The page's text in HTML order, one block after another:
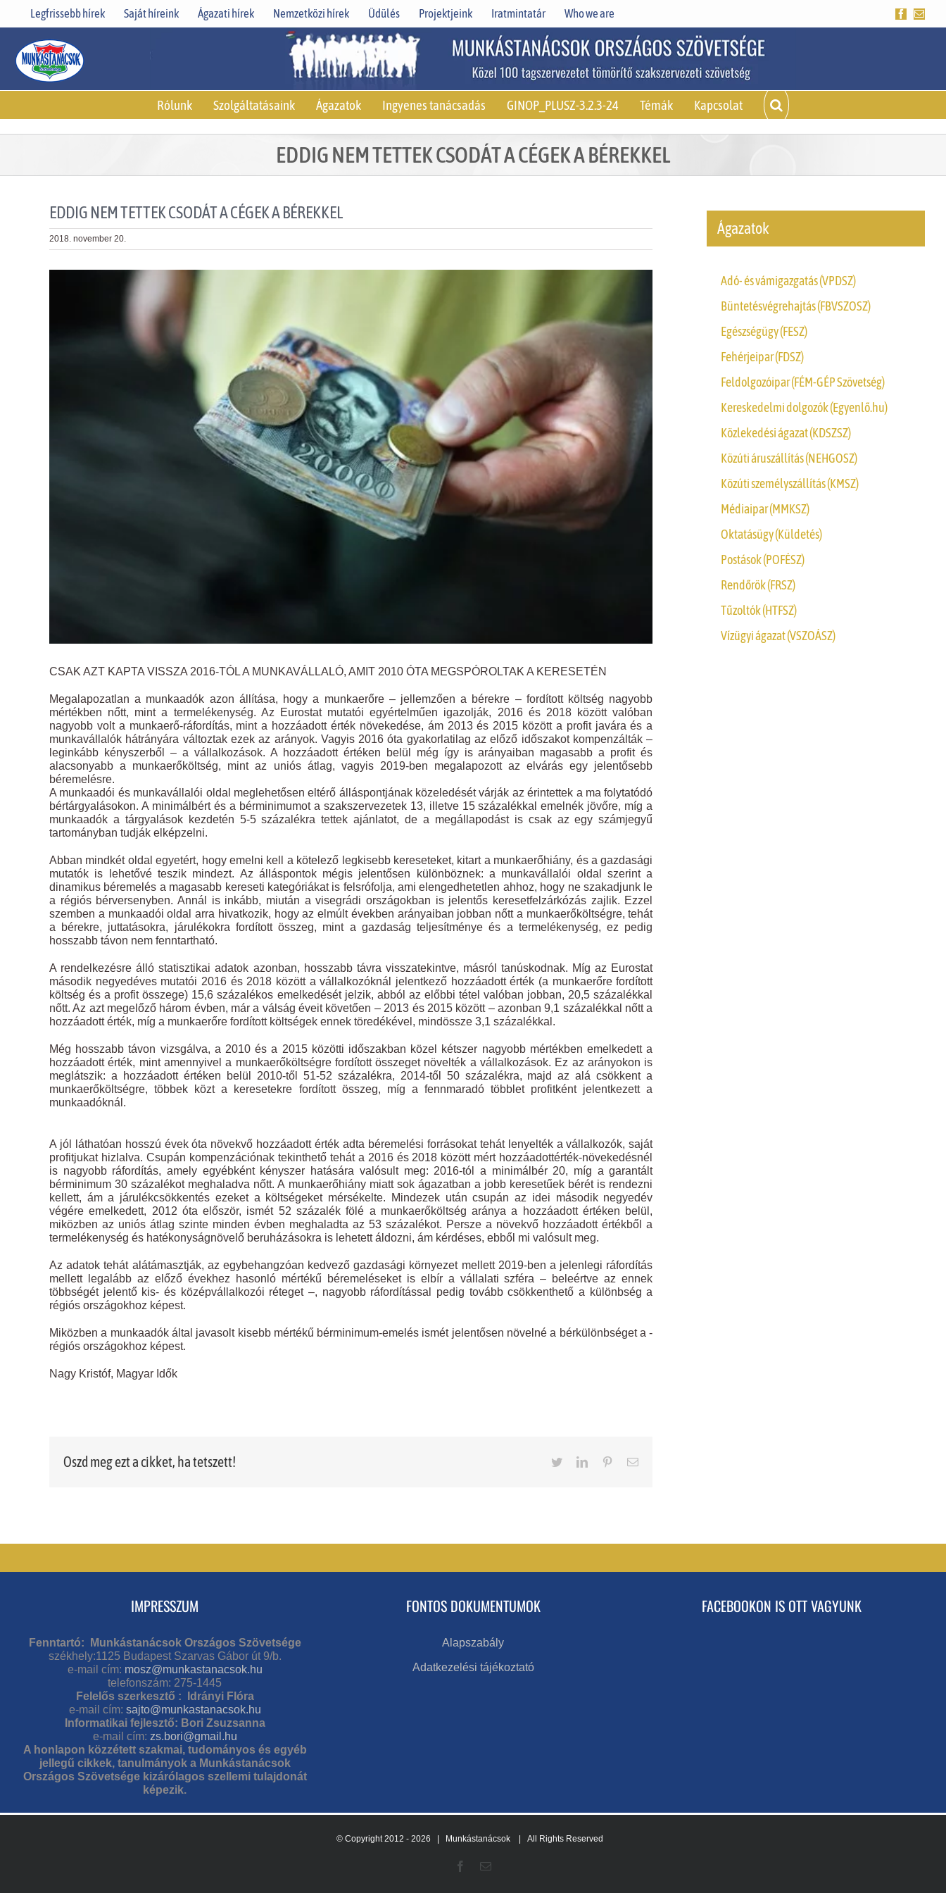
Legfrissebb hírek Saját híreink Ágazati hírek Nemzetközi hírek Üdülés Projektjeink Iratmintatár Who we are Facebook
Rólunk Szolgáltatásaink Ágazatok Ingyenes tanácsadás GINOP_PLUSZ-3.2.3-24 Témák Kapcsolat
EDDIG NEM TETTEK CSODÁT A CÉGEK A BÉREKKEL
EDDIG NEM TETTEK CSODÁT A CÉGEK A BÉREKKEL
2018. november 20.
CSAK AZT KAPTA VISSZA 2016-TÓL A MUNKAVÁLLALÓ, AMIT 2010 ÓTA MEGSPÓROLTAK A KERESETÉN
Megalapozatlan a munkaadók azon állítása, hogy a munkaerőre – jellemzően a bérekre – fordított költség nagyobb
mértékben nőtt, mint a termelékenység. Az Eurostat mutatói egyértelműen igazolják, 2016 és 2018 között valóban
nagyobb volt a munkaerő-ráfordítás, mint a hozzáadott érték növekedése, ám 2013 és 2015 között a profit javára és a
munkavállalók hátrányára változtak ezek az arányok. Vagyis 2016 óta gyakorlatilag az előző időszakot kompenzálták –
leginkább kényszerből – a vállalkozások. A hozzáadott értéken belül még így is arányaiban magasabb a profit és
alacsonyabb a munkaerőköltség, mint az uniós átlag, vagyis 2019-ben megalapozott az elvárás egy jelentősebb
béremelésre.
A munkaadói és munkavállalói oldal meglehetősen eltérő álláspontjának közeledését várják az érintettek a ma folytatódó
bértárgyalásokon. A minimálbért és a bérminimumot a szakszervezetek 13, illetve 15 százalékkal emelnék jövőre, míg a
munkaadók a tárgyalások kezdetén 5-5 százalékra tettek ajánlatot, de a megállapodást is csak az egy számjegyű
tartományban tudják elképzelni.
Abban mindkét oldal egyetért, hogy emelni kell a kötelező legkisebb kereseteket, kitart a munkaerőhiány, és a gazdasági
mutatók is lehetővé teszik mindezt. Az álláspontok mégis jelentősen különböznek: a munkavállalói oldal szerint a
dinamikus béremelés a magasabb kereseti kategóriákat is felsrófolja, ami elengedhetetlen ahhoz, hogy ne szakadjunk le
a régiós bérversenyben. Annál is inkább, miután a visegrádi országokban is jelentős keresetfelzárkózás zajlik. Ezzel
szemben a munkaadói oldal arra hivatkozik, hogy az elmúlt években arányaiban jobban nőtt a munkaerőköltségre, tehát
a bérekre, juttatásokra, járulékokra fordított összeg, mint a gazdaság teljesítménye és a termelékenység, ez pedig
hosszabb távon nem fenntartható.
A rendelkezésre álló statisztikai adatok azonban, hosszabb távra visszatekintve, másról tanúskodnak. Míg az Eurostat
második negyedéves mutatói 2016 és 2018 között a vállalkozóknál jelentkező hozzáadott érték (a munkaerőre fordított
költség és a profit összege) 15,6 százalékos emelkedését jelzik, abból az előbbi tétel valóban jobban, 20,5 százalékkal
nőtt. Az azt megelőző három évben, már a válság éveit követően – 2013 és 2015 között – azonban 9,1 százalékkal nőtt a
hozzáadott érték, míg a munkaerőre fordított költségek ennek töredékével, mindössze 3,1 százalékkal.
Még hosszabb távon vizsgálva, a 2010 és a 2015 közötti időszakban közel kétszer nagyobb mértékben emelkedett a
hozzáadott érték, mint amennyivel a munkaerőköltségre fordított összeget növelték a vállalkozások. Ez az arányokon is
meglátszik: a hozzáadott értéken belül 2010-től 51-52 százalékra, 2014-től 50 százalékra, majd az alá csökkent a
munkaerőköltségre, többek közt a keresetekre fordított összeg, míg a fennmaradó többlet profitként jelentkezett a
munkaadóknál.
A jól láthatóan hosszú évek óta növekvő hozzáadott érték adta béremelési forrásokat tehát lenyelték a vállalkozók, saját
profitjukat hizlalva. Csupán kompenzációnak tekinthető tehát a 2016 és 2018 között mért hozzáadottérték-növekedésnél
is nagyobb ráfordítás, amely egyébként kényszer hatására valósult meg: 2016-tól a minimálbér 20, míg a garantált
bérminimum 30 százalékot meghaladva nőtt. A munkaerőhiány miatt sok ágazatban a jobb keresetűek bérét is rendezni
kellett, ám a járulékcsökkentés ezeket a költségeket mérsékelte. Mindezek után csupán az idei második negyedév
végére emelkedett, 2012 óta először, ismét 52 százalék fölé a munkaerőköltség aránya a hozzáadott értéken belül,
miközben az uniós átlag szinte minden évben meghaladta az 53 százalékot. Persze a növekvő hozzáadott értékből a
termelékenység és hatékonyságnövelő beruházásokra is lehetett áldozni, ám kérdéses, ebből mi valósult meg.
Az adatok tehát alátámasztják, az egybehangzóan kedvező gazdasági környezet mellett 2019-ben a jelenlegi ráfordítás
mellett legalább az előző évekhez hasonló mértékű béremeléseket is elbír a vállalati szféra – beleértve az ennek
többségét jelentő kis- és középvállalkozói réteget –, nagyobb ráfordítással pedig tovább csökkenthető a különbség a
régiós országokhoz képest.
Miközben a munkaadók által javasolt kisebb mértékű bérminimum-emelés ismét jelentősen növelné a bérkülönbséget a ­
régiós országokhoz képest.
Nagy Kristóf, Magyar Idők
Oszd meg ezt a cikket, ha tetszett! TwitterLinkedInPinterestEmail
Ágazatok
Adó- és vámigazgatás (VPDSZ)
Büntetésvégrehajtás (FBVSZOSZ)
Egészségügy (FESZ)
Fehérjeipar (FDSZ)
Feldolgozóipar (FÉM-GÉP Szövetség)
Kereskedelmi dolgozók (Egyenlő.hu)
Közlekedési ágazat (KDSZSZ)
Közúti áruszállítás (NEHGOSZ)
Közúti személyszállítás (KMSZ)
Médiaipar (MMKSZ)
Oktatásügy (Küldetés)
Postások (POFÉSZ)
Rendőrök (FRSZ)
Tűzoltók (HTFSZ)
Vízügyi ágazat (VSZOÁSZ)
IMPRESSZUM
Fenntartó: Munkástanácsok Országos Szövetsége
székhely:1125 Budapest Szarvas Gábor út 9/b.
e-mail cím: mosz@munkastanacsok.hu
telefonszám: 275-1445
Felelős szerkesztő : Idrányi Flóra
e-mail cím: sajto@munkastanacsok.hu
Informatikai fejlesztő: Bori Zsuzsanna
e-mail cím: zs.bori@gmail.hu
A honlapon közzétett szakmai, tudományos és egyéb
jellegű cikkek, tanulmányok a Munkástanácsok
Országos Szövetsége kizárólagos szellemi tulajdonát
képezik.
FONTOS DOKUMENTUMOK
Alapszabály
Adatkezelési tájékoztató
FACEBOOKON IS OTT VAGYUNK
© Copyright 2012 - 2026 | Munkástanácsok | All Rights Reserved
Facebook
Email